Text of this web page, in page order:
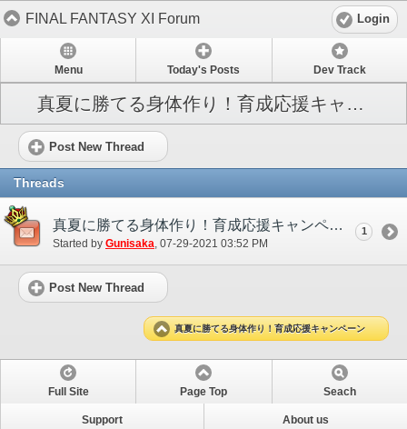
FINAL FANTASY XI Forum Login
Menu Today's Posts Dev Track
真夏に勝てる身体作り！育成応援キャンペーン
Post New Thread
Threads
真夏に勝てる身体作り！育成応援キャンペーン（2021年8月）
Started by Gunisaka‎, 07-29-2021 03:52 PM
1
Post New Thread
真夏に勝てる身体作り！育成応援キャンペーン
Full Site Page Top Seach
Support About us